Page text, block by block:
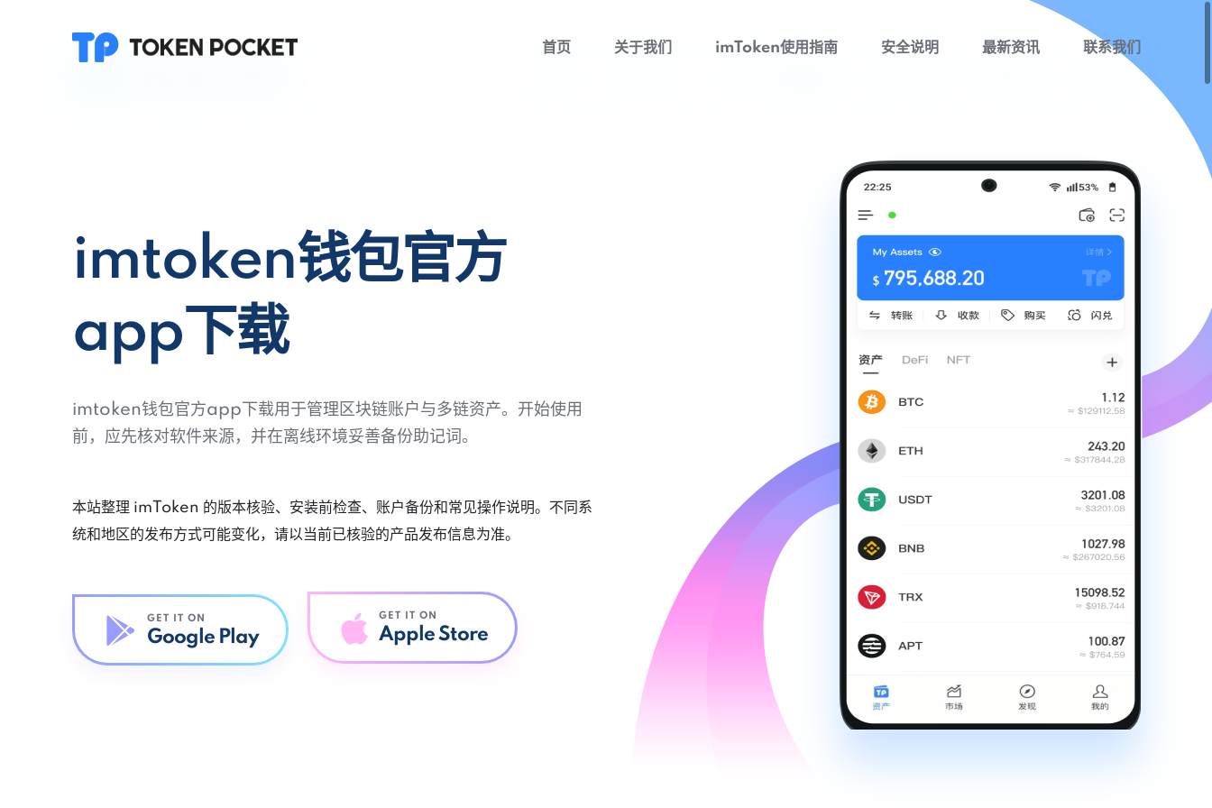
首页 关于我们 imToken使用指南 安全说明 最新资讯 联系我们
imtoken钱包官方
app下载
imtoken钱包官方app下载用于管理区块链账户与多链资产。开始使用
前，应先核对软件来源，并在离线环境妥善备份助记词。
本站整理 imToken 的版本核验、安装前检查、账户备份和常见操作说明。不同系
统和地区的发布方式可能变化，请以当前已核验的产品发布信息为准。
GET IT ON
Google Play
GET IT ON
Apple Store